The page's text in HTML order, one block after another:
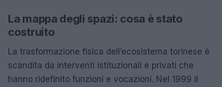
La mappa degli spazi: cosa è stato
costruito
La trasformazione fisica dell’ecosistema torinese è
scandita da interventi istituzionali e privati che
hanno ridefinito funzioni e vocazioni. Nel 1999 il